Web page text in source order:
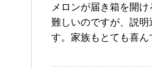
メロンが届き箱を開
難しいのですが、説
す。家族もとても喜ん